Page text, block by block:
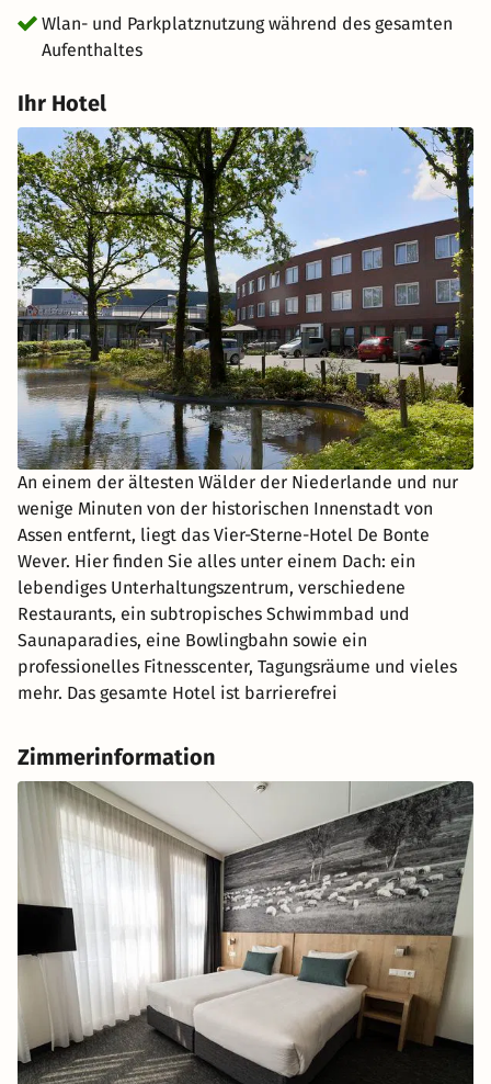
Wlan- und Parkplatznutzung während des gesamten
Aufenthaltes
Ihr Hotel
An einem der ältesten Wälder der Niederlande und nur
wenige Minuten von der historischen Innenstadt von
Assen entfernt, liegt das Vier-Sterne-Hotel De Bonte
Wever. Hier finden Sie alles unter einem Dach: ein
lebendiges Unterhaltungszentrum, verschiedene
Restaurants, ein subtropisches Schwimmbad und
Saunaparadies, eine Bowlingbahn sowie ein
professionelles Fitnesscenter, Tagungsräume und vieles
mehr. Das gesamte Hotel ist barrierefrei
Zimmerinformation